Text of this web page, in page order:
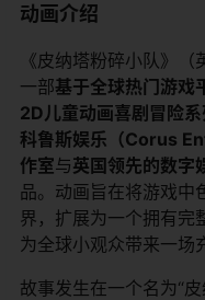
动画介绍
《皮纳塔粉碎小队》
一部基于全球热门游戏
2D儿童动画喜剧冒险系
科鲁斯娱乐（Corus
作室与英国领先的数字
品。动画旨在将游戏中
界，扩展为一个拥有完
为全球小观众带来一场
故事发生在一个名为“